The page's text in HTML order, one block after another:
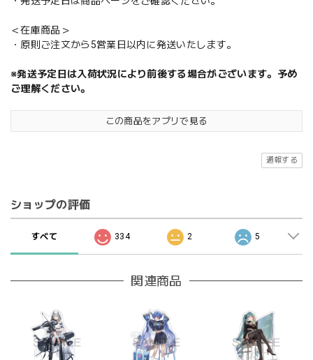
＜在庫商品＞
・原則ご注文から5営業日以内に発送いたします。
※発送予定日は入荷状況により前後する場合がございます。予め
ご理解ください。
この商品をアプリで見る
通報する
ショップの評価
すべて 334 2 5
関連商品